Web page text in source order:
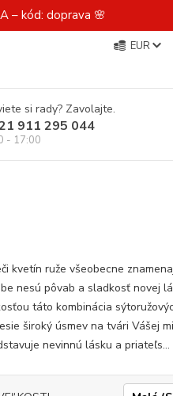
– kód: doprava 🌸
EUR
si rady? Zavolajte.
911 295 044
- 17:00
kvetín ruže všeobecne
nesú pôvab a sladkosť novej
táto kombinácia
široký úsmev na tvári Vášej
nevinnú lásku a priateľs...